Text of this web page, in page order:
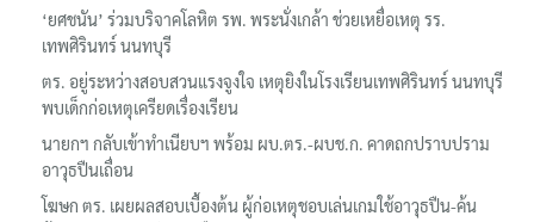
‘ยศชนัน’ ร่วมบริจาคโลหิต รพ. พระนั่งเกล้า ช่วยเหยื่อเหตุ รร.
เทพศิรินทร์ นนทบุรี
ตร. อยู่ระหว่างสอบสวนแรงจูงใจ เหตุยิงในโรงเรียนเทพศิรินทร์ นนทบุรี
พบเด็กก่อเหตุเครียดเรื่องเรียน
นายกฯ กลับเข้าทำเนียบฯ พร้อม ผบ.ตร.-ผบช.ก. คาดถกปราบปราม
อาวุธปืนเถื่อน
โฆษก ตร. เผยผลสอบเบื้องต้น ผู้ก่อเหตุชอบเล่นเกมใช้อาวุธปืน-ค้น